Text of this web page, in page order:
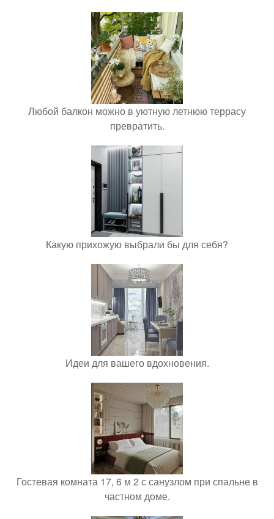
Любой балкон можно в уютную летнюю террасу
превратить.
Какую прихожую выбрали бы для себя?
Идеи для вашего вдохновения.
Гостевая комната 17, 6 м 2 с санузлом при спальне в
частном доме.